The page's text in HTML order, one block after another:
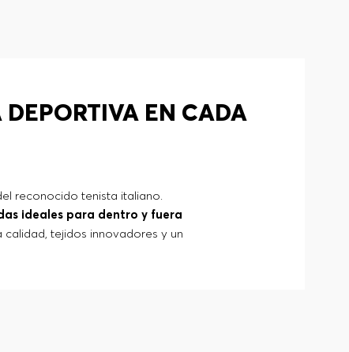
EN CADA
reconocido tenista italiano.
ideales para dentro y fuera
calidad, tejidos innovadores y un